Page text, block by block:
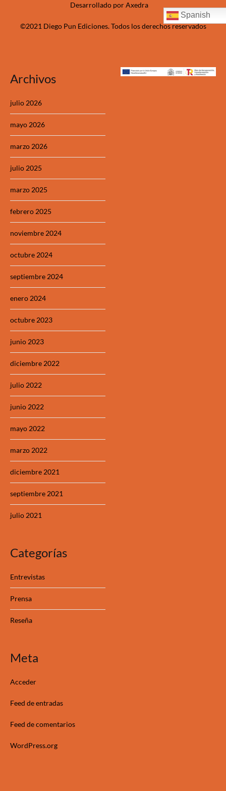
©2021 Diego Pun Ediciones. Todos los derechos reservados
Desarrollado por Axedra
Spanish
Archivos
julio 2026
mayo 2026
marzo 2026
julio 2025
marzo 2025
febrero 2025
noviembre 2024
octubre 2024
septiembre 2024
enero 2024
octubre 2023
junio 2023
diciembre 2022
julio 2022
junio 2022
mayo 2022
marzo 2022
diciembre 2021
septiembre 2021
julio 2021
Categorías
Entrevistas
Prensa
Reseña
Meta
Acceder
Feed de entradas
Feed de comentarios
WordPress.org